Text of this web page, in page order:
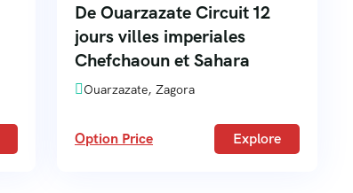
De Ouarzazate Circuit 12
jours villes imperiales
Chefchaoun et Sahara
Ouarzazate, Zagora
Option Price Explore